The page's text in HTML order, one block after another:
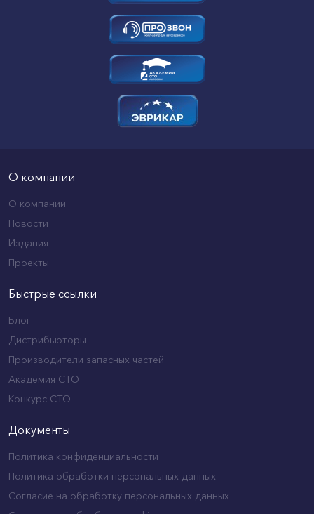
О компании
О компании
Новости
Издания
Проекты
Быстрые ссылки
Блог
Дистрибьюторы
Производители запасных частей
Академия СТО
Конкурс СТО
Документы
Политика конфиденциальности
Политика обработки персональных данных
Согласие на обработку персональных данных